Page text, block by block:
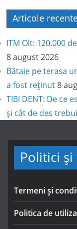
Articole
ITM Olt: 120.000
8 august 2026
Bătaie pe terasa
a fost reținut 8
TIBI DENT: De
și cât de des
Politici
Termeni și
Politica de